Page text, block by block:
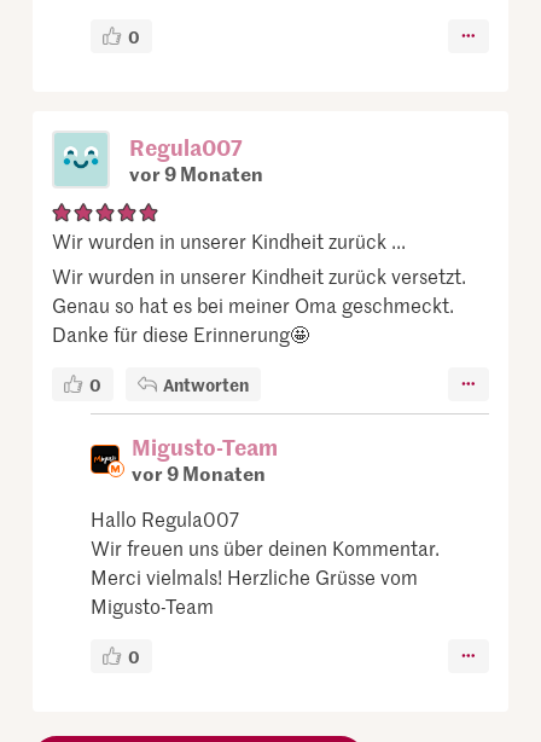
0
Regula007
vor 9 Monaten
Wir wurden in unserer Kindheit zurück ...
Wir wurden in unserer Kindheit zurück versetzt.
Genau so hat es bei meiner Oma geschmeckt.
Danke für diese Erinnerung🤩
0 Antworten
Migusto-Team
vor 9 Monaten
Hallo Regula007
Wir freuen uns über deinen Kommentar.
Merci vielmals! Herzliche Grüsse vom
Migusto-Team
0